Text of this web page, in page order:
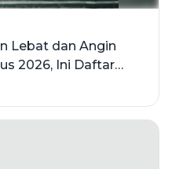
Lebat dan Angin
2026, Ini Daftar